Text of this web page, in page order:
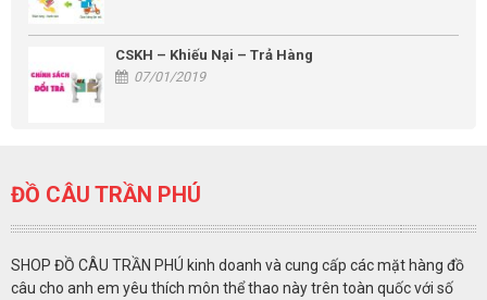
CSKH – Khiếu Nại – Trả Hàng
07/01/2019
ĐỒ CÂU TRẦN PHÚ
SHOP ĐỒ CÂU TRẦN PHÚ kinh doanh và cung cấp các mặt hàng đồ
câu cho anh em yêu thích môn thể thao này trên toàn quốc với số